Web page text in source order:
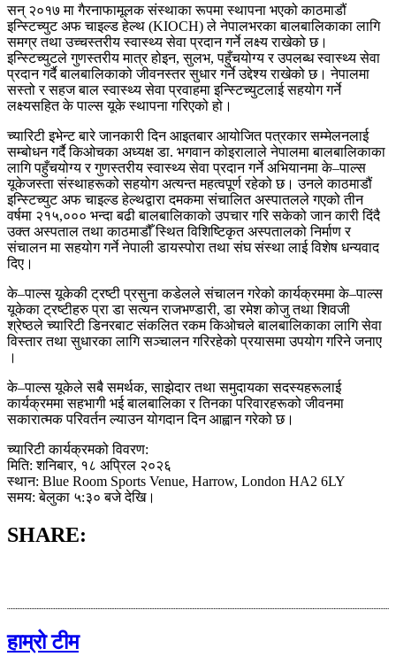
सन् २०१७ मा गैरनाफामूलक संस्थाका रूपमा स्थापना भएको काठमाडौं
इन्स्टिच्युट अफ चाइल्ड हेल्थ (KIOCH) ले नेपालभरका बालबालिकाका लागि
समग्र तथा उच्चस्तरीय स्वास्थ्य सेवा प्रदान गर्ने लक्ष्य राखेको छ।
इन्स्टिच्युटले गुणस्तरीय मात्र होइन, सुलभ, पहुँचयोग्य र उपलब्ध स्वास्थ्य सेवा
प्रदान गर्दै बालबालिकाको जीवनस्तर सुधार गर्ने उद्देश्य राखेको छ। नेपालमा
सस्तो र सहज बाल स्वास्थ्य सेवा प्रवाहमा इन्स्टिच्युटलाई सहयोग गर्ने
लक्ष्यसहित के पाल्स यूके स्थापना गरिएको हो।
च्यारिटी इभेन्ट बारे जानकारी दिन आइतबार आयोजित पत्रकार सम्मेलनलाई
सम्बोधन गर्दै किओचका अध्यक्ष डा. भगवान कोइरालाले नेपालमा बालबालिकाका
लागि पहुँचयोग्य र गुणस्तरीय स्वास्थ्य सेवा प्रदान गर्ने अभियानमा के–पाल्स
यूकेजस्ता संस्थाहरूको सहयोग अत्यन्त महत्वपूर्ण रहेको छ। उनले काठमाडौं
इन्स्टिच्युट अफ चाइल्ड हेल्थद्वारा दमकमा संचालित अस्पातलले गएको तीन
वर्षमा २१५,००० भन्दा बढी बालबालिकाको उपचार गरि सकेको जान कारी दिंदै
उक्त अस्पताल तथा काठमाडौँ स्थित विशिष्टिकृत अस्पतालको निर्माण र
संचालन मा सहयोग गर्ने नेपाली डायस्पोरा तथा संघ संस्था लाई विशेष धन्यवाद
दिए।
के–पाल्स यूकेकी ट्रष्टी प्रसुना कडेलले संचालन गरेको कार्यक्रममा के–पाल्स
यूकेका ट्रष्टीहरु प्रा डा सत्यन राजभण्डारी, डा रमेश कोजु तथा शिवजी
श्रेष्ठले च्यारिटी डिनरबाट संकलित रकम किओचले बालबालिकाका लागि सेवा
विस्तार तथा सुधारका लागि सञ्चालन गरिरहेको प्रयासमा उपयोग गरिने जनाए
।
के–पाल्स यूकेले सबै समर्थक, साझेदार तथा समुदायका सदस्यहरूलाई
कार्यक्रममा सहभागी भई बालबालिका र तिनका परिवारहरूको जीवनमा
सकारात्मक परिवर्तन ल्याउन योगदान दिन आह्वान गरेको छ।
च्यारिटी कार्यक्रमको विवरण:
मिति: शनिबार, १८ अप्रिल २०२६
स्थान: Blue Room Sports Venue, Harrow, London HA2 6LY
समय: बेलुका ५:३० बजे देखि।
SHARE:
हाम्रो टीम